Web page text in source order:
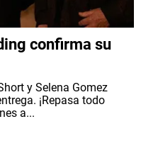
confirma su
y Selena Gomez
¡Repasa todo
a...